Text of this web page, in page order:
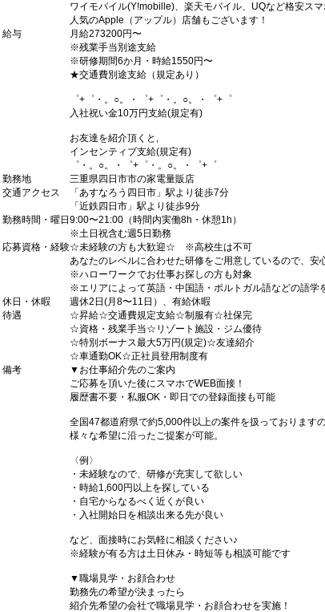
ワイモバイル(Y!mobille)、楽天モバイル、UQなど格安ス
人気のApple（アップル）店舗もございます！
給与
月給273200円〜
※残業手当別途支給
※研修期間6か月・時給1550円〜
★交通費別途支給（規定あり）
゜+゜・。○。・゜+゜・。○。・゜+゜
入社祝い金10万円支給(規定有)
お友達を紹介頂くと,
インセンティブ支給(規定有)
゜・。○。・゜+゜・。○。・゜+゜
勤務地
三重県四日市市の家電量販店
交通アクセス
「あすなろう四日市」駅より徒歩7分
「近鉄四日市」駅より徒歩9分
勤務時間・曜日 9:00〜21:00（時間内実働8h・休憩1h）
※土日祝含む週5日勤務
応募資格・経験☆未経験の方も大歓迎☆ ※高校生は不可
あなたのレベルに合わせた研修をご用意しているので、安
※ハローワークでお仕事お探しの方も対象
※エリアによって英語・中国語・ポルトガル語などの語学
休日・休暇
週休2日(月8〜11日）、有給休暇
待遇
☆昇給☆交通費規定支給☆制服有☆社保完
☆資格・残業手当☆リゾート施設・ジム優待
☆特別ボーナス最大5万円(規定)☆友達紹介
☆車通勤OK☆正社員登用制度有
備考
▼お仕事紹介先のご案内
ご応募を頂いた後にスマホでWEB面接！
履歴書不要・私服OK・即日での登録面接も可能
全国47都道府県で約5,000件以上の案件を扱っておりますの
様々な希望に沿ったご提案が可能。
〈例〉
・未経験なので、研修が充実して欲しい
・時給1,600円以上を探している
・自宅からなるべく近くが良い
・入社開始日を相談出来る先が良い
など、面接時にお気軽に相談ください♪
※経験が有る方は土日休み・時短等も相談可能です
▼職場見学・お顔合わせ
勤務先の希望が決まったら
紹介先希望の会社で職場見学・お顔合わせを実施！